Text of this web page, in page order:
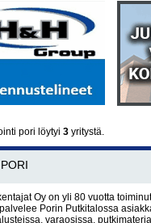
pori löytyi 3 yritystä.
PORI
Oy on yli 80 vuotta
Porin Putkitalossa
varaosissa,